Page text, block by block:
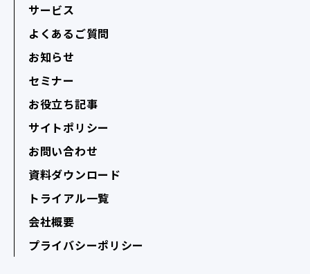
サービス
よくあるご質問
お知らせ
セミナー
お役立ち記事
サイトポリシー
お問い合わせ
資料ダウンロード
トライアル一覧
会社概要
プライバシーポリシー